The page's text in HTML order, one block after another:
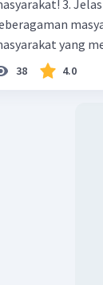
3. Jelaskan macam-macam konflik yang terjadi akibat
masyarakat
yang
negara
ras, bahasa, dan
38 4.0